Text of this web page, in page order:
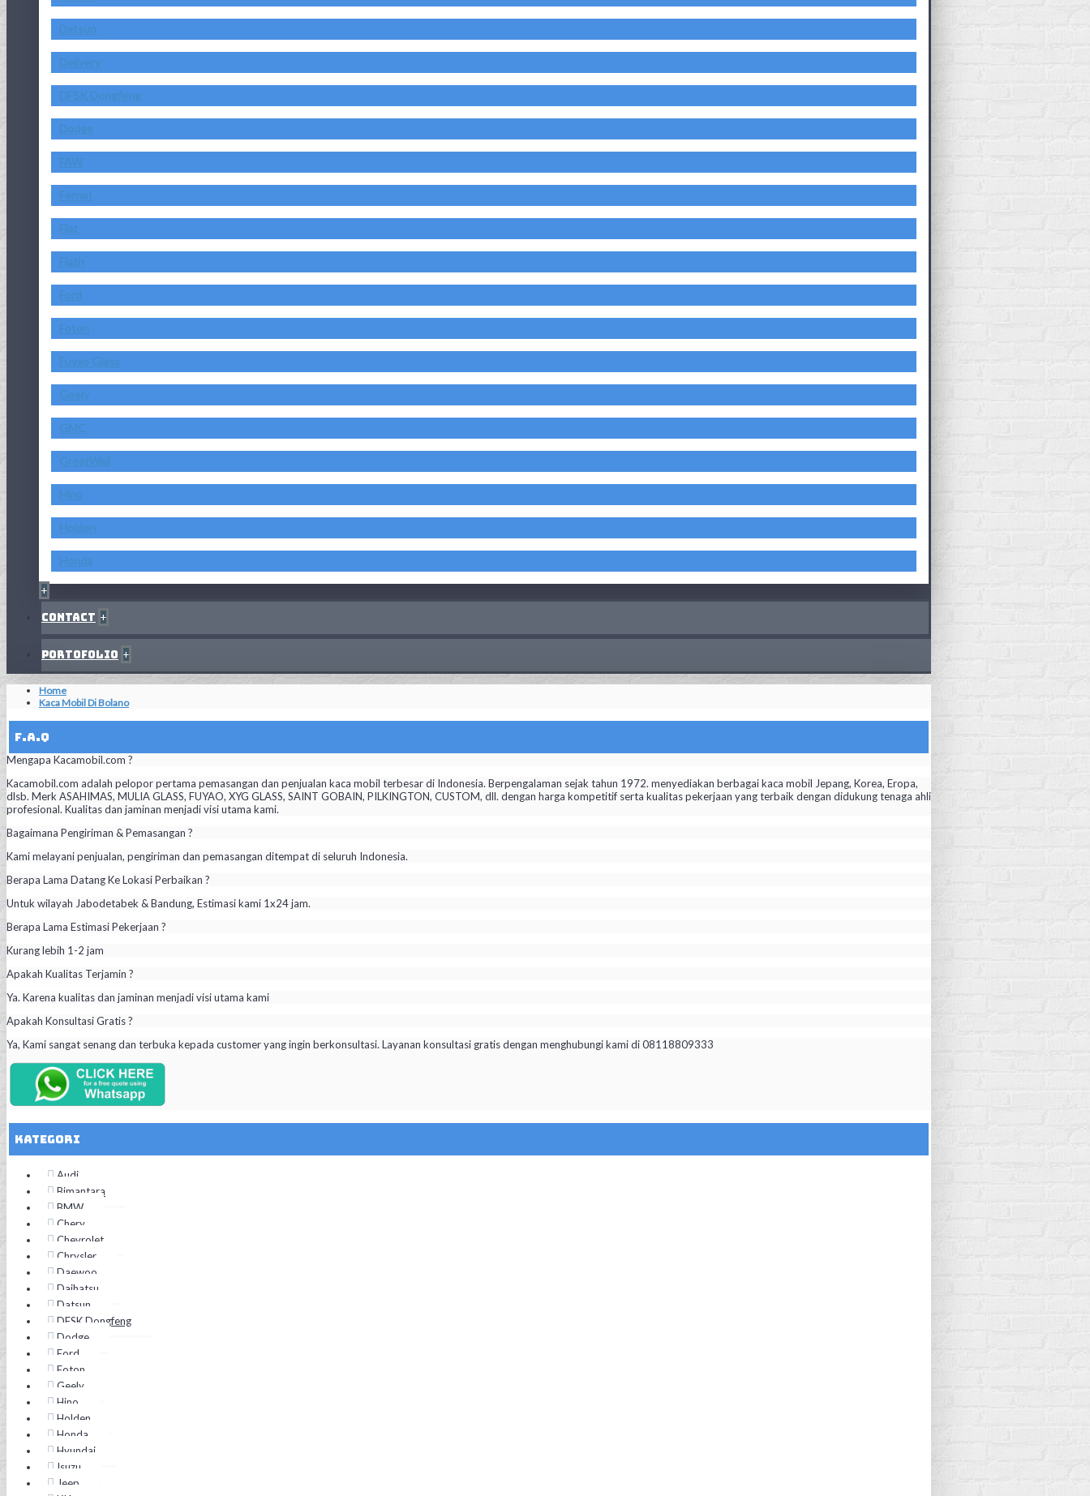
Datsun
Delivery
DFSK Dongfeng
Dodge
FAW
Ferrari
Fiat
Fiath
Ford
Foton
Fuyao Glass
Geely
GMC
GreatWall
Hino
Holden
Honda
+
Contact +
Portofolio +
Home
Kaca Mobil Di Bolano
F.A.Q
Mengapa Kacamobil.com ?
Kacamobil.com adalah pelopor pertama pemasangan dan penjualan kaca mobil terbesar di Indonesia. Berpengalaman sejak tahun 1972. menyediakan berbagai kaca mobil Jepang, Korea, Eropa,
dlsb. Merk ASAHIMAS, MULIA GLASS, FUYAO, XYG GLASS, SAINT GOBAIN, PILKINGTON, CUSTOM, dll. dengan harga kompetitif serta kualitas pekerjaan yang terbaik dengan didukung tenaga ahli
profesional. Kualitas dan jaminan menjadi visi utama kami.
Bagaimana Pengiriman & Pemasangan ?
Kami melayani penjualan, pengiriman dan pemasangan ditempat di seluruh Indonesia.
Berapa Lama Datang Ke Lokasi Perbaikan ?
Untuk wilayah Jabodetabek & Bandung, Estimasi kami 1x24 jam.
Berapa Lama Estimasi Pekerjaan ?
Kurang lebih 1-2 jam
Apakah Kualitas Terjamin ?
Ya. Karena kualitas dan jaminan menjadi visi utama kami
Apakah Konsultasi Gratis ?
Ya, Kami sangat senang dan terbuka kepada customer yang ingin berkonsultasi. Layanan konsultasi gratis dengan menghubungi kami di 08118809333
Kategori
Audi
Bimantara
BMW
Chery
Chevrolet
Chrysler
Daewoo
Daihatsu
Datsun
DFSK Dongfeng
Dodge
Ford
Foton
Geely
Hino
Holden
Honda
Hyundai
Isuzu
Jeep